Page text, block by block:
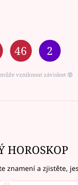
46 2
vzniknout závislost ⑱
HOROSKOP
znamení a zjistěte,